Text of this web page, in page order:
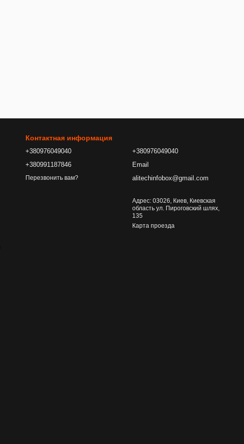
Контактная информация
+380976049040
+380991187846
Перезвонить вам?
+380976049040
Email
alitechinfobox@gmail.com
Адрес: 03026, Киев, Киевская
область ул. Пироговский шлях,
135
Карта проезда